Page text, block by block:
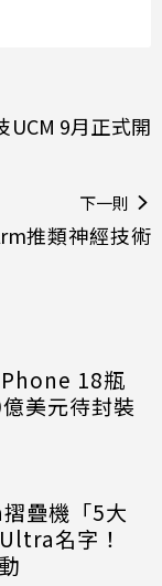
UCM 9月正式開
下一則
推類神經技術
18瓶
美元待封裝
疊機「5大
名字！